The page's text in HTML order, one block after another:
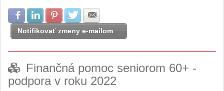
Zdielať na Facebook
Zdielať na LinkedIn
Zdielať na Pinterest
Zdielať na Twitter
Notifikovať zmeny e-mailom
Finančná pomoc seniorom 60+ -
podpora v roku 2022